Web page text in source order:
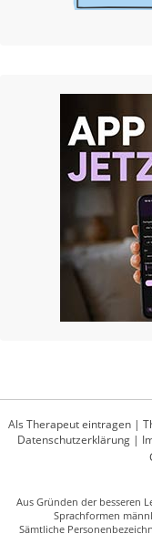
Als Therapeut eintragen |
Datenschutzerklärung|
Aus Gründen der besseren
Sprachformen
Sämtliche